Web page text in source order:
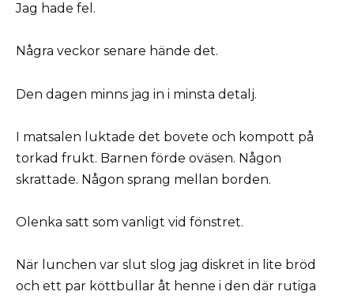
Jag hade fel.
Några veckor senare hände det.
Den dagen minns jag in i minsta detalj.
I matsalen luktade det bovete och kompott på
torkad frukt. Barnen förde oväsen. Någon
skrattade. Någon sprang mellan borden.
Olenka satt som vanligt vid fönstret.
När lunchen var slut slog jag diskret in lite bröd
och ett par köttbullar åt henne i den där rutiga